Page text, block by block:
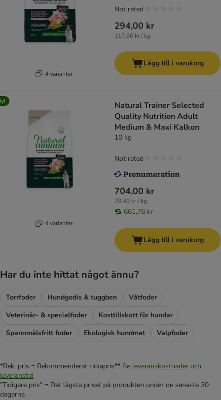
4 varianter
294,00 kr
117,60 kr / kg
Not rated
Lägg till i varukorg
4 varianter
Natural Trainer Selected
Quality Nutrition Adult
Medium & Maxi Kalkon
10 kg
704,00 kr
70,40 kr / kg
661,76 kr
Not rated
Lägg till i varukorg
Har du inte hittat något ännu?
Torrfoder Hundgodis & tuggben
Våtfoder
Veterinär- & specialfoder
Kosttillskott för hundar
Spannmålsfritt foder
Ekologisk hundmat Valpfoder
*Rek. pris = Rekommenderat cirkapris** Se leveranskostnader och
leveranstid
"Tidigare pris" = Det lägsta priset på produkten under de senaste 30
dagarna